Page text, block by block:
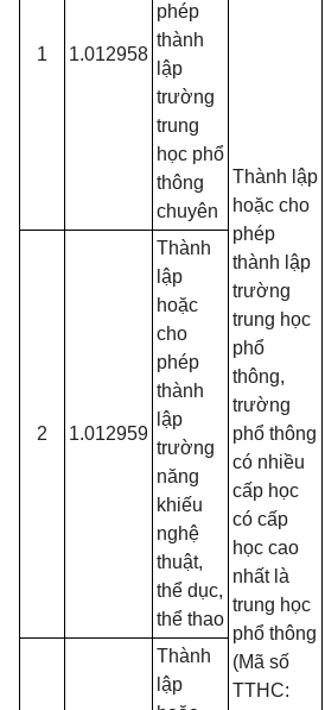
1 1.012958
phép
thành
lập
trường
trung
học phổ
thông
chuyên
Thành lập
hoặc cho
phép
thành lập
trường
trung học
phổ
thông,
trường
phổ thông
có nhiều
cấp học
có cấp
học cao
nhất là
trung học
phổ thông
(Mã số
TTHC:
2 1.012959
Thành
lập
hoặc
cho
phép
thành
lập
trường
năng
khiếu
nghệ
thuật,
thể dục,
thể thao
Thành
lập